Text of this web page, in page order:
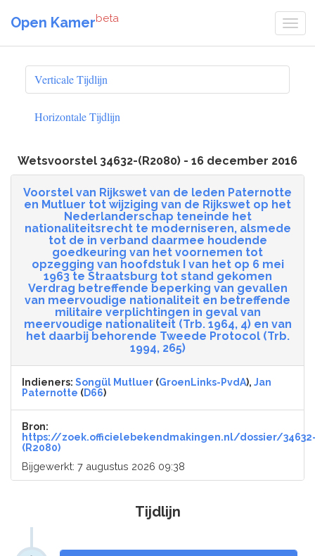
Open Kamerbeta
Verticale Tijdlijn
Horizontale Tijdlijn
Wetsvoorstel 34632-(R2080) - 16 december 2016
Voorstel van Rijkswet van de leden Paternotte
en Mutluer tot wijziging van de Rijkswet op het
Nederlanderschap teneinde het
nationaliteitsrecht te moderniseren, alsmede
tot de in verband daarmee houdende
goedkeuring van het voornemen tot
opzegging van hoofdstuk I van het op 6 mei
1963 te Straatsburg tot stand gekomen
Verdrag betreffende beperking van gevallen
van meervoudige nationaliteit en betreffende
militaire verplichtingen in geval van
meervoudige nationaliteit (Trb. 1964, 4) en van
het daarbij behorende Tweede Protocol (Trb.
1994, 265)
Indieners: Songül Mutluer (GroenLinks-PvdA), Jan
Paternotte (D66)
Bron:
https://zoek.officielebekendmakingen.nl/dossier/
(R2080)
Bijgewerkt: 7 augustus 2026 09:38
Tijdlijn